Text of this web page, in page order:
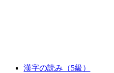
漢字の読み（5級）